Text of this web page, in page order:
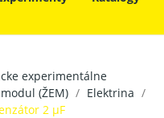
experimentálne
(ŽEM)
Elektrina
2 µF